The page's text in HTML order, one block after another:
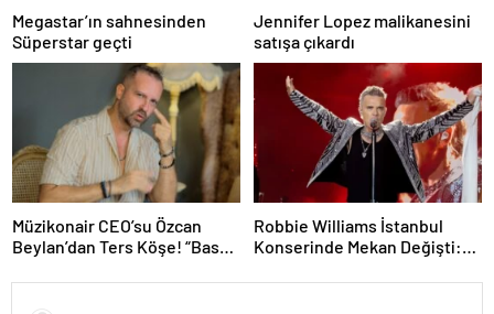
Megastar’ın sahnesinden
Süperstar geçti
Jennifer Lopez malikanesini
satışa çıkardı
Müzikonair CEO’su Özcan
Beylan’dan Ters Köşe! “Bas
Adımını Attı!
Robbie Williams İstanbul
Konserinde Mekan Değişti:
Taşındı!